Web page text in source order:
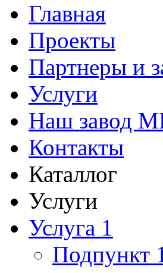
Главная
Проекты
Партнеры и
Услуги
Наш завод
Контакты
Каталлог
Услуги
Услуга 1
Подпункт